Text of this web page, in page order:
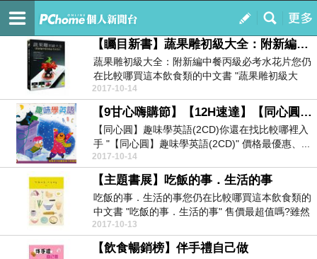
我的
訂閱
20171013N
【矚目新書】蔬果雕初級大全：附新編中餐丙級必考水花片
蔬果雕初級大全：附新編中餐丙級必考水花片您仍
在比較哪買這本飲食類的中文書 "蔬果雕初級大
全：附新編中...
2017-10-14
【9甘心嗨購節】【12H速達】【同心圓】趣味學英語(2CD)
【同心圓】趣味學英語(2CD)你還在找比較哪裡入
手 "【同心圓】趣味學英語(2CD)" 價格最優惠、...
2017-10-14
【主題書展】吃飯的事．生活的事
吃飯的事．生活的事您仍在比較哪買這本飲食類的
中文書 "吃飯的事．生活的事" 售價最超值嗎?雖然
各大網...
2017-10-13
【飲食暢銷榜】伴手禮自己做